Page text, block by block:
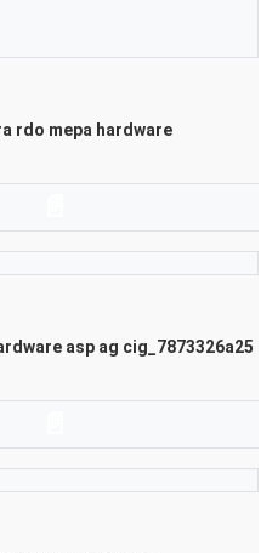
rdo mepa hardware
asp ag cig_7873326a25